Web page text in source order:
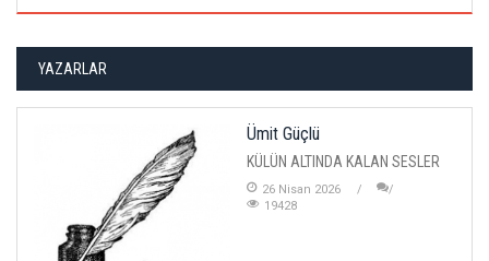
YAZARLAR
Ümit Güçlü
KÜLÜN ALTINDA KALAN SESLER
26 Nisan 2026
19428